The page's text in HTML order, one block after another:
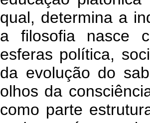
qual, determina a
a filosofia nasce
esferas política,
da evolução do
olhos da
como parte